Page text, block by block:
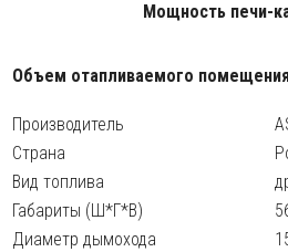
Мощность печи-
Объем отапливаемого
Производитель
Страна
Вид топлива
Габариты (Ш*Г*В)
Диаметр дымохода